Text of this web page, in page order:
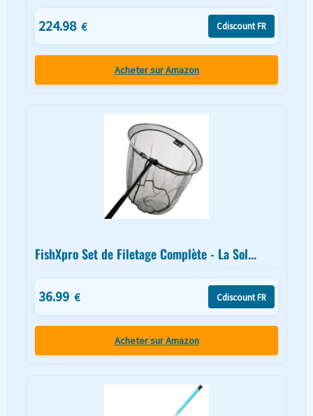
224.98 € Cdiscount FR
Acheter sur Amazon
FishXpro Set de Filetage Complète - La Sol...
36.99 € Cdiscount FR
Acheter sur Amazon